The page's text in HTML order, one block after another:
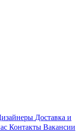
Доставка и
Контакты Вакансии